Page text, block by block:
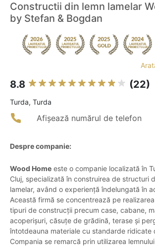
Constructii din lemn lamelar
by Stefan & Bogdan
8.8 (22)
Turda, Turda
Afișează numărul de telefon
Despre companie:
Wood Home este o companie localizată în
Cluj, specializată în construirea de structuri
lamelar, având o experiență îndelungată în
Această firmă se concentrează pe
tipuri de construcții precum case, cabane,
acoperișuri, căsuțe de grădină, terase și
întotdeauna materiale cu standarde ridicate
Compania se remarcă prin utilizarea